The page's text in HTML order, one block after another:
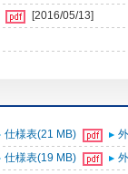
[2016/05/13]
仕様表(21 MB)
仕様表(19 MB)